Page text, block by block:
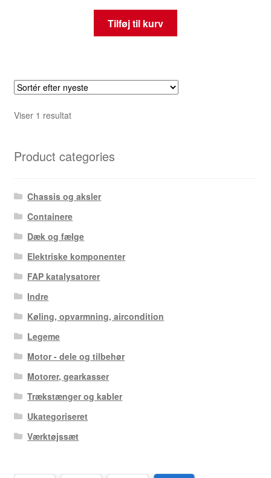
Tilføj til kurv
Viser 1 resultat
Product categories
Chassis og aksler
Containere
Dæk og fælge
Elektriske komponenter
FAP katalysatorer
Indre
Køling, opvarmning, aircondition
Legeme
Motor - dele og tilbehør
Motorer, gearkasser
Trækstænger og kabler
Ukategoriseret
Værktøjssæt